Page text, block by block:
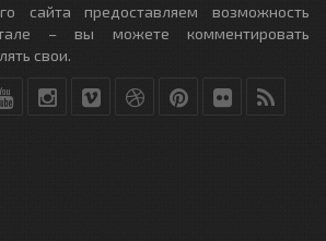
сайта предоставляем возможность
– вы можете комментировать
свои.